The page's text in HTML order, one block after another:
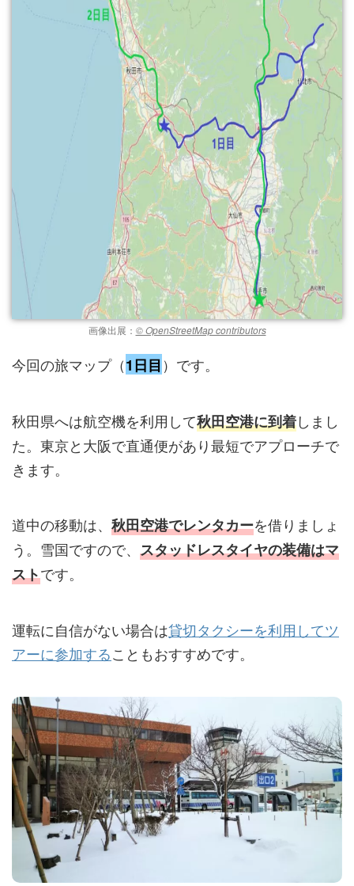
画像出展： © OpenStreetMap contributors
今回の旅マップ（1日目）です。
秋田県へは航空機を利用して秋田空港に到着しまし
た。東京と大阪で直通便があり最短でアプローチで
きます。
道中の移動は、 秋田空港でレンタカーを借りましょ
う。雪国ですので、 スタッドレスタイヤの装備はマ
ストです。
運転に自信がない場合は貸切タクシーを利用してツ
アーに参加することもおすすめです。